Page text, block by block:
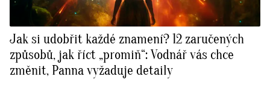
Jak si udobřit každé znamení? 12 zaručených
způsobů, jak říct „promiň“: Vodnář vás chce
změnit, Panna vyžaduje detaily